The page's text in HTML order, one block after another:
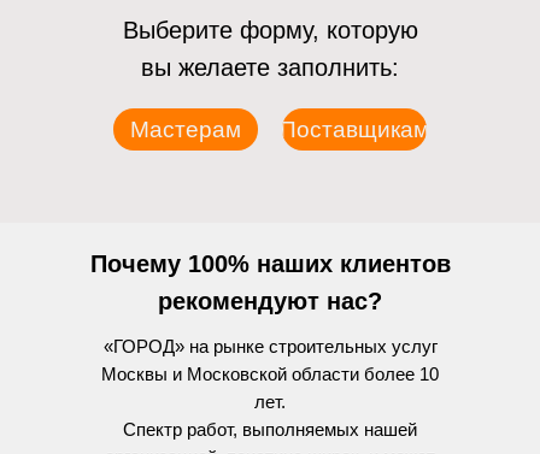
Мастерам Поставщикам
Выберите форму, которую
вы желаете заполнить:
Почему 100% наших клиентов
рекомендуют нас?
«ГОРОД» на рынке строительных услуг
Москвы и Московской области более 10
лет.
Спектр работ, выполняемых нашей